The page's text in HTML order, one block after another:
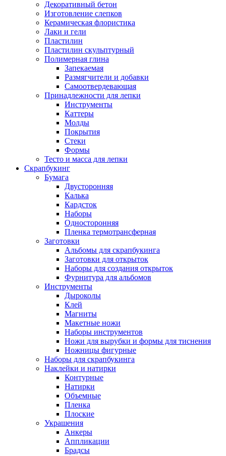
Декоративный бетон
Изготовление слепков
Керамическая флористика
Лаки и гели
Пластилин
Пластилин скульптурный
Полимерная глина
Запекаемая
Размягчители и добавки
Самоотвердевающая
Принадлежности для лепки
Инструменты
Каттеры
Молды
Покрытия
Стеки
Формы
Тесто и масса для лепки
Скрапбукинг
Бумага
Двусторонняя
Калька
Кардсток
Наборы
Односторонняя
Пленка термотрансферная
Заготовки
Альбомы для скрапбукинга
Заготовки для открыток
Наборы для создания открыток
Фурнитура для альбомов
Инструменты
Дыроколы
Клей
Магниты
Макетные ножи
Наборы инструментов
Ножи для вырубки и формы для тиснения
Ножницы фигурные
Наборы для скрапбукинга
Наклейки и натирки
Контурные
Натирки
Объемные
Пленка
Плоские
Украшения
Анкеры
Аппликации
Брадсы